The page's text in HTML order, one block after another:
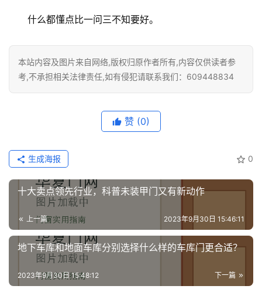
什么都懂点比一问三不知要好。
本站内容及图片来自网络,版权归原作者所有,内容仅供读者参
考,不承担相关法律责任,如有侵犯请联系我们：609448834
赞 (0)
0
生成海报
十大卖点领先行业，科普未装甲门又有新动作
上一篇 2023年9月30日 15:46:11
地下车库和地面车库分别选择什么样的车库门更合适？
下一篇
2023年9月30日 15:48:12